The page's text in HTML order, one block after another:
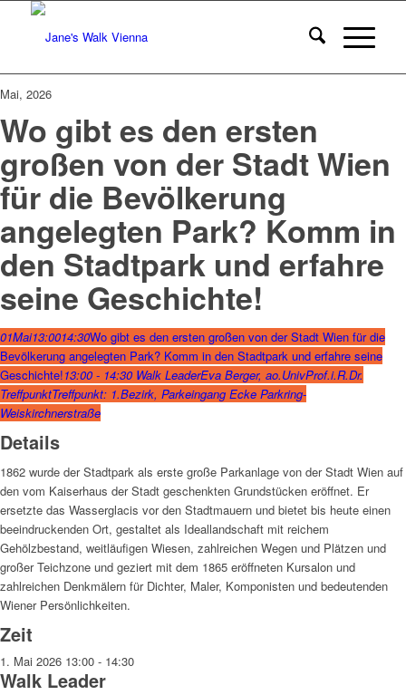
Mai, 2026
Wo gibt es den ersten
großen von der Stadt Wien
für die Bevölkerung
angelegten Park? Komm in
den Stadtpark und erfahre
seine Geschichte!
01Mai13:0014:30Wo gibt es den ersten großen von der Stadt Wien für die
Bevölkerung angelegten Park? Komm in den Stadtpark und erfahre seine
Geschichte!13:00 - 14:30 Walk LeaderEva Berger, ao.UnivProf.i.R.Dr.
TreffpunktTreffpunkt: 1.Bezirk, Parkeingang Ecke Parkring-
Weiskirchnerstraße
Details
1862 wurde der Stadtpark als erste große Parkanlage von der Stadt Wien auf
den vom Kaiserhaus der Stadt geschenkten Grundstücken eröffnet. Er
ersetzte das Wasserglacis vor den Stadtmauern und bietet bis heute einen
beeindruckenden Ort, gestaltet als Ideallandschaft mit reichem
Gehölzbestand, weitläufigen Wiesen, zahlreichen Wegen und Plätzen und
großer Teichzone und geziert mit dem 1865 eröffneten Kursalon und
zahlreichen Denkmälern für Dichter, Maler, Komponisten und bedeutenden
Wiener Persönlichkeiten.
Zeit
1. Mai 2026 13:00 - 14:30
Walk Leader